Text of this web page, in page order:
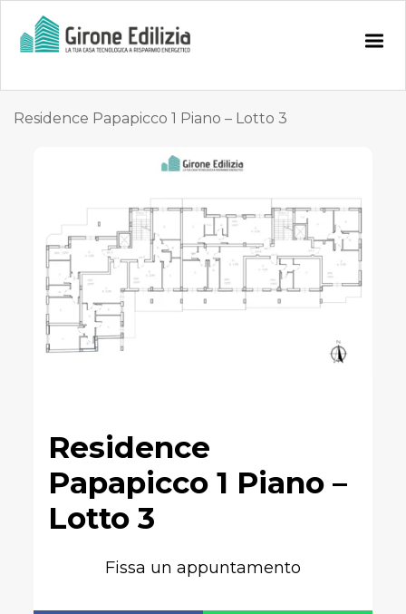
Residence Papapicco 1 Piano – Lotto 3
Residence
Papapicco 1 Piano –
Lotto 3
Fissa un appuntamento